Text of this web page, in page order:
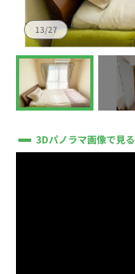
13/27
3Dパノラマ画像で見る